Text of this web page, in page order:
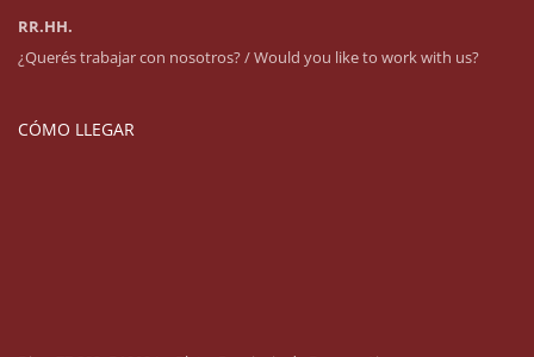
RR.HH.
¿Querés trabajar con nosotros? / Would you like to work with us?
CÓMO LLEGAR